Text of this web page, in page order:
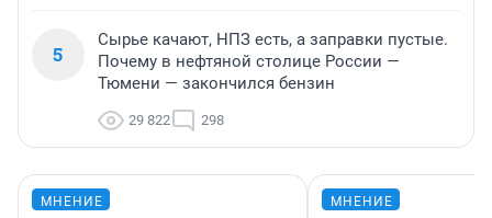
5
Сырье качают, НПЗ есть, а заправки пустые.
Почему в нефтяной столице России —
Тюмени — закончился бензин
29 822 298
МНЕНИЕ МНЕНИЕ